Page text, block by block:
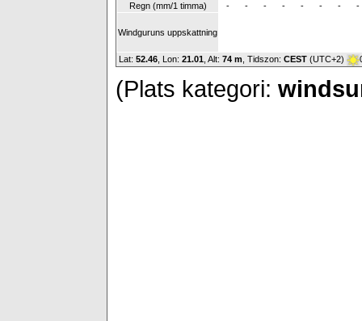
Regn (mm/1 timma)
- - - - - - - -
Windguruns uppskattning
Lat: 52.46 , Lon: 21.01 Alt: 74 m , Tidszon: CEST (UTC+2)
(Plats kategori: